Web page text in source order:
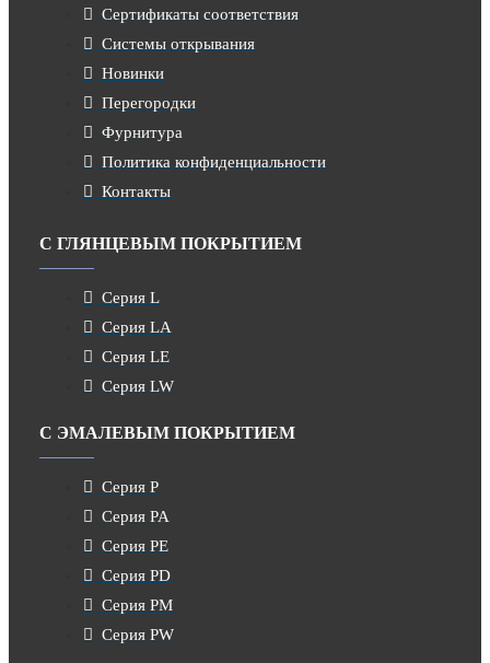
Сертификаты соответствия
Системы открывания
Новинки
Перегородки
Фурнитура
Политика конфиденциальности
Контакты
С ГЛЯНЦЕВЫМ ПОКРЫТИЕМ
Серия L
Серия LA
Серия LE
Серия LW
С ЭМАЛЕВЫМ ПОКРЫТИЕМ
Серия P
Серия PA
Серия PE
Серия PD
Серия PM
Серия PW